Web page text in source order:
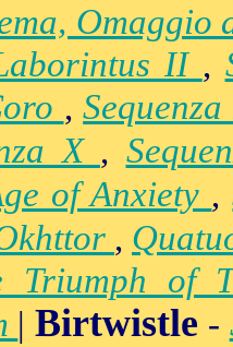
Omaggio
II ,
,
X ,
of Anxiety ,
,
Triumph of
|Birtwistle -